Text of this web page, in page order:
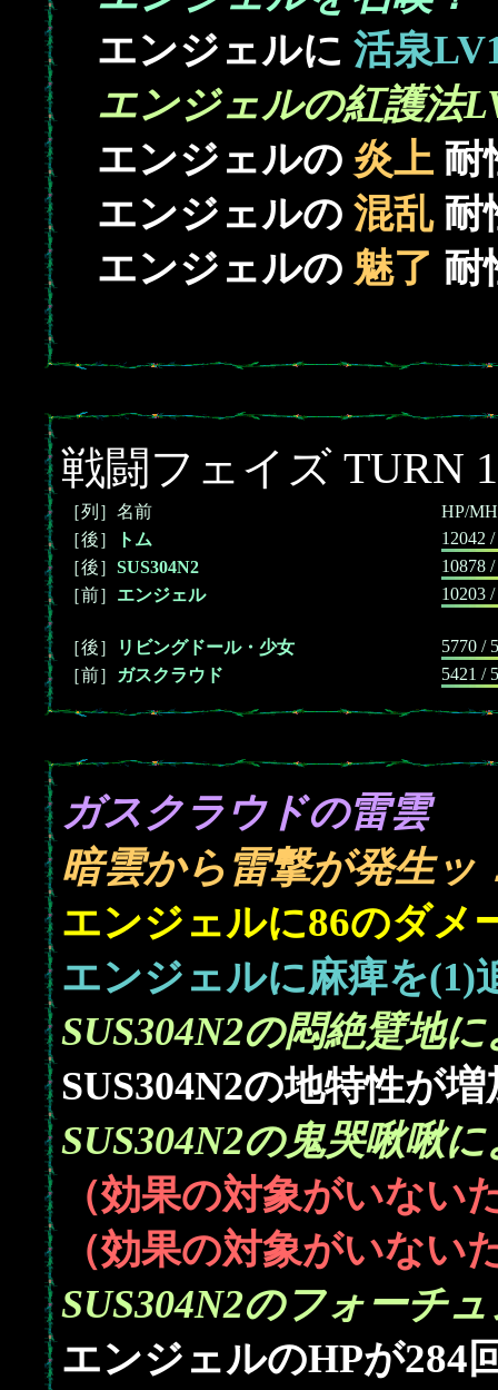
エンジェルに 活泉
エンジェルの紅護法
エンジェルの 炎上 耐
エンジェルの 混乱耐
エンジェルの 魅了 耐
戦闘フェイズ TURN 1
［列］名前
HP/
［後］
トム
12042
［後］ SUS304N2
10878
［前］ エンジェル 10203
［後］ リビングドール・少女
5770 /
［前］
ガスクラウド 5421 /
ガスクラウドの雷雲
暗雲から雷撃が発生ッ
エンジェルに86のダメ
エンジェルに麻痺を(1)
SUS304N2の悶絶躄地
SUS304N2の地特性が
SUS304N2の鬼哭啾啾
（効果の対象がいない
（効果の対象がいない
SUS304N2のフォーチ
エンジェルのHPが284